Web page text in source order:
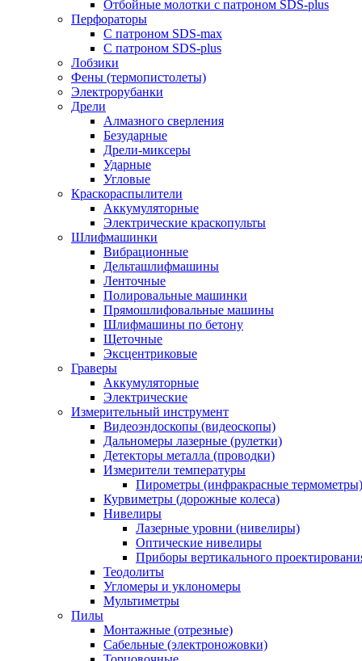
Отбойные молотки с патроном SDS-plus
Перфораторы
С патроном SDS-max
С патроном SDS-plus
Лобзики
Фены (термопистолеты)
Электрорубанки
Дрели
Алмазного сверления
Безударные
Дрели-миксеры
Ударные
Угловые
Краскораспылители
Аккумуляторные
Электрические краскопульты
Шлифмашинки
Вибрационные
Дельташлифмашины
Ленточные
Полировальные машинки
Прямошлифовальные машины
Шлифмашины по бетону
Щеточные
Эксцентриковые
Граверы
Аккумуляторные
Электрические
Измерительный инструмент
Видеоэндоскопы (видеоскопы)
Дальномеры лазерные (рулетки)
Детекторы металла (проводки)
Измерители температуры
Пирометры (инфракрасные термометры)
Курвиметры (дорожные колеса)
Нивелиры
Лазерные уровни (нивелиры)
Оптические нивелиры
Приборы вертикального
Теодолиты
Угломеры и уклономеры
Мультиметры
Пилы
Монтажные (отрезные)
Сабельные (электроножовки)